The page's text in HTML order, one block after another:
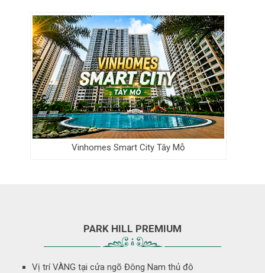
Vinhomes Smart City Tây Mỗ
PARK HILL PREMIUM
Vị trí VÀNG tại cửa ngõ Đông Nam thủ đô